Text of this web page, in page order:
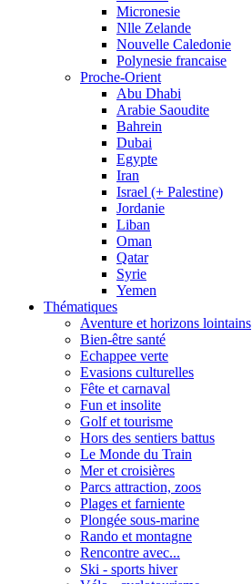
Micronesie
Nlle Zelande
Nouvelle Caledonie
Polynesie francaise
Proche-Orient
Abu Dhabi
Arabie Saoudite
Bahrein
Dubai
Egypte
Iran
Israel (+ Palestine)
Jordanie
Liban
Oman
Qatar
Syrie
Yemen
Thématiques
Aventure et horizons lointains
Bien-être santé
Echappee verte
Evasions culturelles
Fête et carnaval
Fun et insolite
Golf et tourisme
Hors des sentiers battus
Le Monde du Train
Mer et croisières
Parcs attraction, zoos
Plages et farniente
Plongée sous-marine
Rando et montagne
Rencontre avec...
Ski - sports hiver